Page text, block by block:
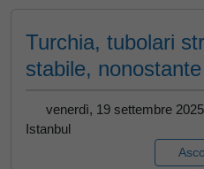
Turchia, tubolari
stabile,
venerdì, 19 settembre
Istanbul